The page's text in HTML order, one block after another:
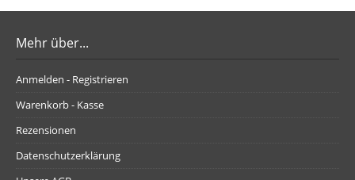
Mehr über...
Anmelden - Registrieren
Warenkorb - Kasse
Rezensionen
Datenschutzerklärung